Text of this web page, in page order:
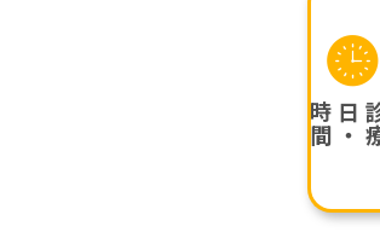
間